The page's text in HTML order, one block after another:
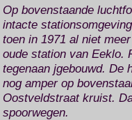
Op bovenstaande
intacte
toen in 1971 al niet
oude station van Eeklo.
tegenaan jgebouwd. De
nog amper op
Oostveldstraat kruist.
spoorwegen.